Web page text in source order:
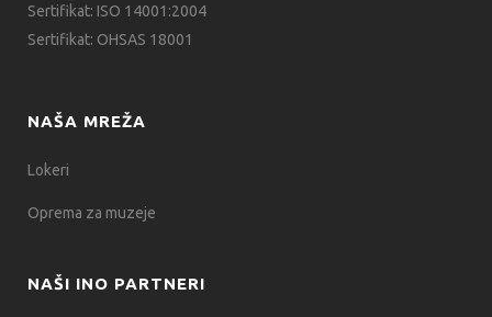
Sertifikat: ISO 14001:2004
Sertifikat: OHSAS 18001
NAŠA MREŽA
Lokeri
Oprema za muzeje
NAŠI INO PARTNERI